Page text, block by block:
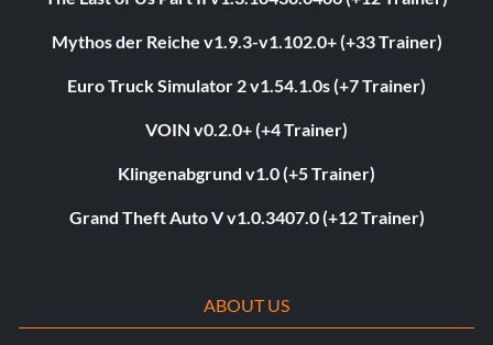
Mythos der Reiche v1.9.3-v1.102.0+ (+33 Trainer)
Euro Truck Simulator 2 v1.54.1.0s (+7 Trainer)
VOIN v0.2.0+ (+4 Trainer)
Klingenabgrund v1.0 (+5 Trainer)
Grand Theft Auto V v1.0.3407.0 (+12 Trainer)
ABOUT US